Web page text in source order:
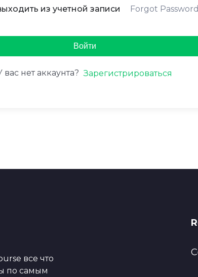
из учетной записи Forgot
Войти
вас нет аккаунта? Зарегистрироваться
все что
по самым